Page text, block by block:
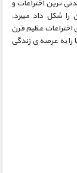
ترین اختراعات و
را شکل داد میبرد.
اختراعات عظیم قرن
را به عرصه ی زندگی